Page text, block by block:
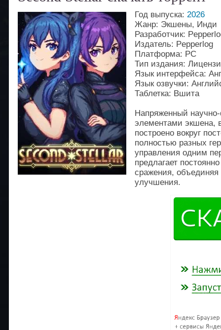
Год выпуска: 2026
Жанр: Экшены, Инди
Разработчик:
Издатель: Pepperlog
Платформа: PC
Тип издания:
Язык интерфейса:
Язык озвучки:
Таблетка: Вшита
Напряженный
элементами экшена,
построено вокруг
полностью разных
управления одним
предлагает
сражения,
улучшения.